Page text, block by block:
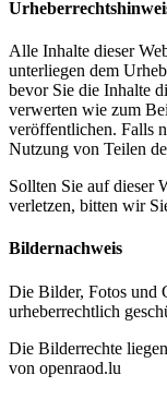
Alle Inhalte dieser
unterliegen dem
bevor Sie die Inhalte
verwerten wie zum
veröffentlichen. Falls
Nutzung von Teilen
Sollten Sie auf dieser
verletzen, bitten wir
Bildernachweis
Die Bilder, Fotos und
urheberrechtlich
Die Bilderrechte
von openraod.lu